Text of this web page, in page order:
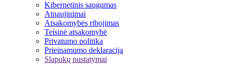
Kibernetinis saugumas
Atnaujinimai
Atsakomybės ribojimas
Teisinė atsakomybė
Privatumo politika
Prieinamumo deklaracija
Slapukų nustatymai